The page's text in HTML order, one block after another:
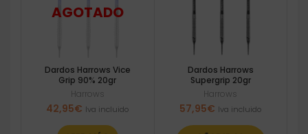
Dardos Harrows Vice
Grip 90% 20gr
Harrows
42,95€ Iva incluido
Dardos Harrows
Supergrip 20gr
Harrows
57,95€ Iva incluido